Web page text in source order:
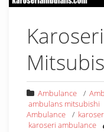
Ambulance /
ambulans mitsubishi
Ambulance
/
karoseri ambulance